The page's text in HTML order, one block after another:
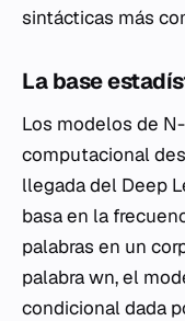
sintácticas más
La base
Los modelos de
computacional
llegada del Deep
basa en la
palabras en un
palabra wn​, el
condicional dada